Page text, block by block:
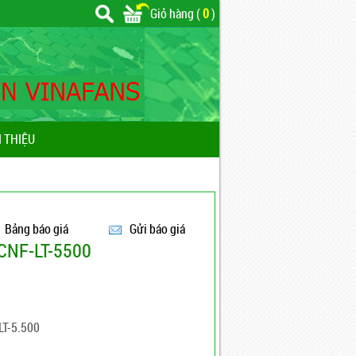
Giỏ hàng (0)
THIỆU
Bảng báo giá Gửi báo giá
LT-5500
5.500